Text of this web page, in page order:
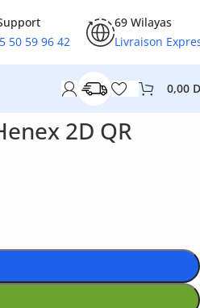
50 59 96 42
69 Wilayas
Livraison
0,00
2D QR